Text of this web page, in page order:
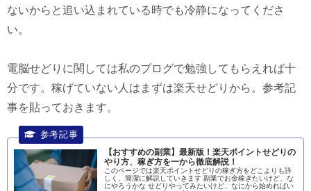
ないからと追い込まれている時でも冷静になってくださ
い。
電脳せどりに関しては私のブログで勉強してもらえれば十
分です。稼げていない人はまずは楽天せどりから。参考記
事を貼っておきます。
【おすすめの副業】最新版！楽天ポイントせどりの
やり方、稼ぎ方を一から徹底解説！
このページでは楽天ポイントせどりの稼ぎ方をどこよりも詳
しく、簡潔に解説していきます 副業でお金稼ぎたいけど、な
にやろうかな せどりやってみたいけど、なにから始めればい